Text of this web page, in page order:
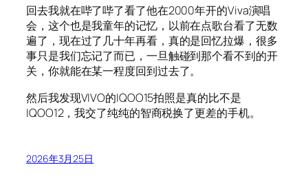
回去我就在哔了哔了看了他在2000年开的Viva演唱
会，这个也是我童年的记忆，以前在点歌台看了无数
遍了，现在过了几十年再看，真的是回忆拉爆，很多
事只是我们忘记了而已，一旦触碰到那个看不到的开
关，你就能在某一程度回到过去了。
然后我发现VIVO的IQOO15拍照是真的比不是
IQOO12，我交了纯纯的智商税换了更差的手机。
2026年3月25日